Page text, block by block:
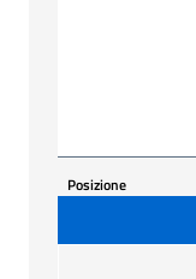
Posizione